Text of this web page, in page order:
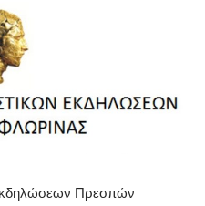
Πρεσπών